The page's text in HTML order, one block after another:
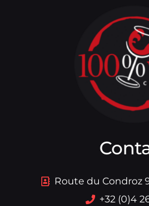
Route du Condroz
+32 (0)4